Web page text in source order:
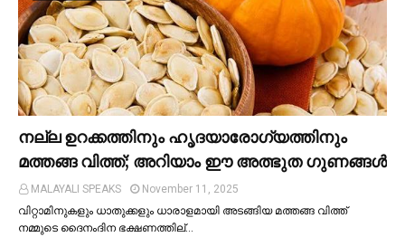
നല്ല ഉറക്കത്തിനും ഹൃദയാരോഗ്യത്തിനും
മത്തങ്ങ വിത്ത്; അറിയാം ഈ അത്ഭുത ഗുണങ്ങള്‍
MALAYALI SPEAKS
November 11, 2025
വിറ്റാമിനുകളും ധാതുക്കളും ധാരാളമായി അടങ്ങിയ മത്തങ്ങ വിത്ത്
നമ്മുടെ ദൈനംദിന ഭക്ഷണത്തില്…